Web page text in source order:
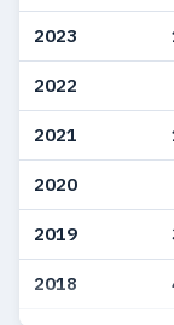
2023
2022
2021
2020
2019
2018